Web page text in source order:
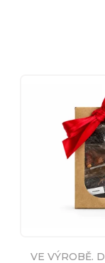
VE VÝROBĚ.